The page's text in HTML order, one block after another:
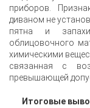
приборов.
диваном не
пятна и
облицовочного
химическими
связанная с
превышающей
Итоговые